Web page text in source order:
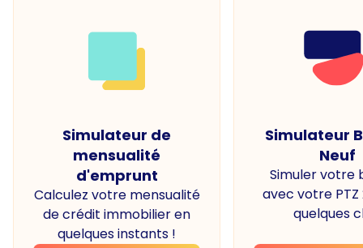
Simulateur de
mensualité
d'emprunt
Calculez votre mensualité
de crédit immobilier en
quelques instants !
Simulateur
Neuf
Simuler votre
avec votre PTZ
quelques